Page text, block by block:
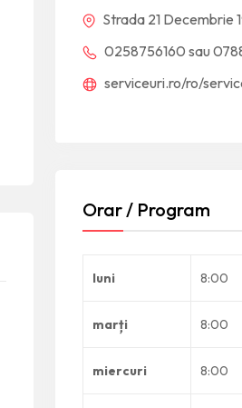
Strada 21 Decembrie
0258756160 sau
serviceuri.ro/ro/
Orar / Program
luni 8:00
marți 8:00
miercuri 8:00